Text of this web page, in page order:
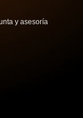
y asesoría